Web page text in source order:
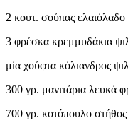
2 κουτ. σούπας ελαιόλαδο
3 φρέσκα κρεμμυδάκια
μία χούφτα κόλιανδρος
300 γρ. μανιτάρια λευκά
700 γρ. κοτόπουλο